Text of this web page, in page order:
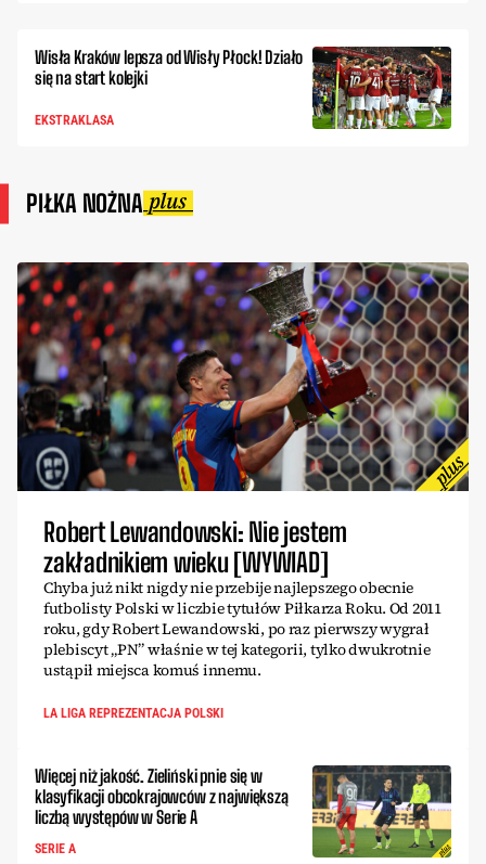
Wisła Kraków lepsza od Wisły Płock! Działo
się na start kolejki
EKSTRAKLASA
PIŁKA NOŻNA
Robert Lewandowski: Nie jestem
zakładnikiem wieku [WYWIAD]
Chyba już nikt nigdy nie przebije najlepszego obecnie
futbolisty Polski w liczbie tytułów Piłkarza Roku. Od 2011
roku, gdy Robert Lewandowski, po raz pierwszy wygrał
plebiscyt „PN” właśnie w tej kategorii, tylko dwukrotnie
ustąpił miejsca komuś innemu.
LA LIGA REPREZENTACJA POLSKI
Więcej niż jakość. Zieliński pnie się w
klasyfikacji obcokrajowców z największą
liczbą występów w Serie A
SERIE A